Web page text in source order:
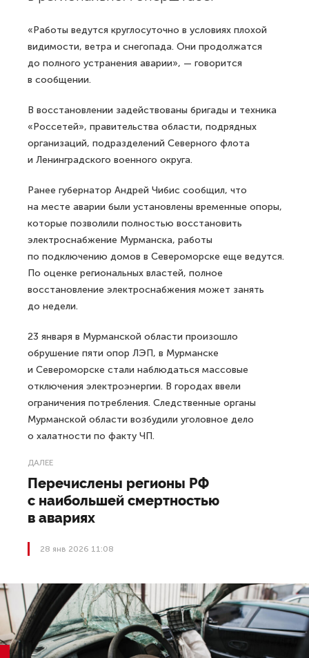
«Работы ведутся круглосуточно в условиях плохой
видимости, ветра и снегопада. Они продолжатся
до полного устранения аварии», — говорится
в сообщении.
В восстановлении задействованы бригады и техника
«Россетей», правительства области, подрядных
организаций, подразделений Северного флота
и Ленинградского военного округа.
Ранее губернатор Андрей Чибис сообщил, что
на месте аварии были установлены временные опоры,
которые позволили полностью восстановить
электроснабжение Мурманска, работы
по подключению домов в Североморске еще ведутся.
По оценке региональных властей, полное
восстановление электроснабжения может занять
до недели.
23 января в Мурманской области произошло
обрушение пяти опор ЛЭП, в Мурманске
и Североморске стали наблюдаться массовые
отключения электроэнергии. В городах ввели
ограничения потребления. Следственные органы
Мурманской области возбудили уголовное дело
о халатности по факту ЧП.
ДАЛЕЕ
Перечислены регионы РФ
с наибольшей смертностью
в авариях
28 янв 2026 11:08